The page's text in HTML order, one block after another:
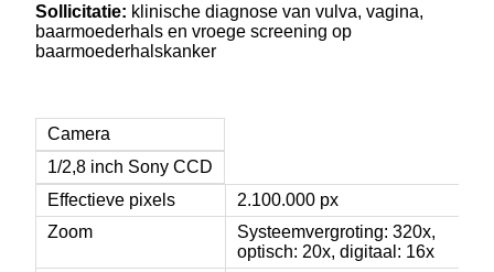
Sollicitatie: klinische diagnose van vulva, vagina,
baarmoederhals en vroege screening op
baarmoederhalskanker
Camera
1/2,8 inch Sony CCD
Effectieve pixels
2.100.000 px
Zoom
Systeemvergroting: 320x,
optisch: 20x, digitaal: 16x